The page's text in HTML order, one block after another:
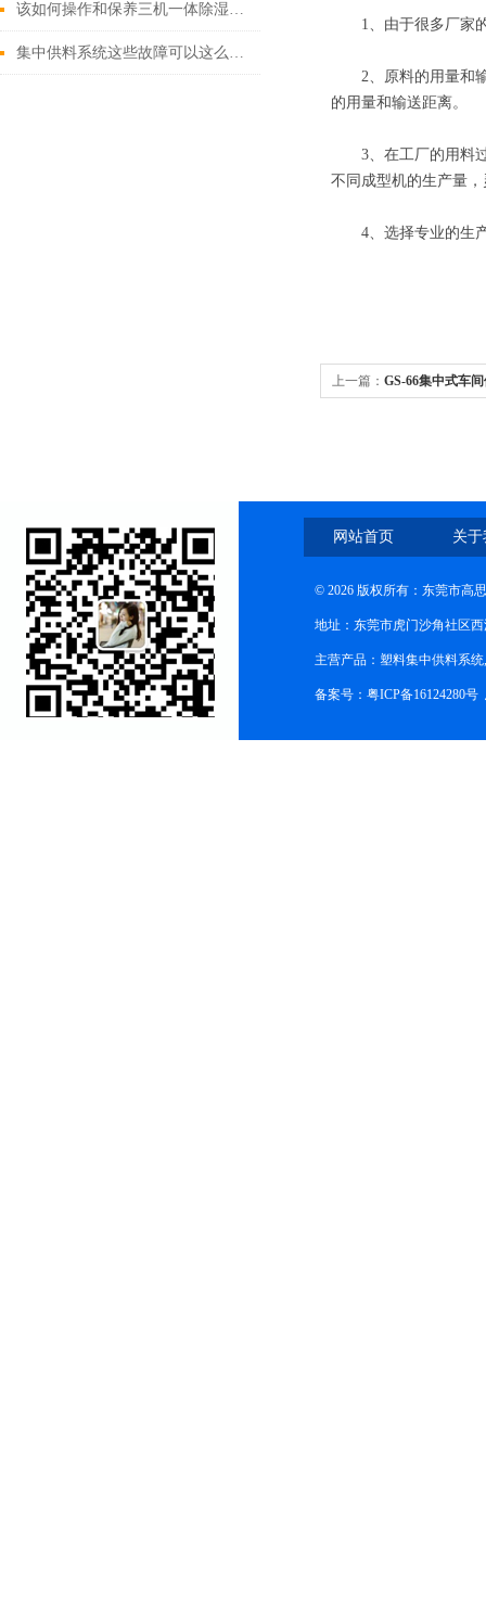
该如何操作和保养三机一体除湿干燥机
集中供料系统这些故障可以这么处理
1、由于很多厂家的
2、原料的用量和输
的用量和输送距离。
3、在工厂的用料过
不同成型机的生产量
4、选择专业的生产
上一篇： GS-66集中式车
网站首页 关
© 2026 版权所有：东莞市高
地址：东莞市虎门沙角社区
主营产品：塑料集中供料系
备案号：粤ICP备16124280号